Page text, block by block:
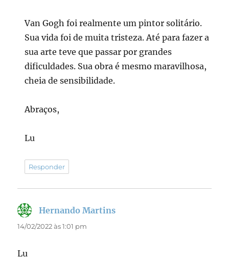
Van Gogh foi realmente um pintor solitário.
Sua vida foi de muita tristeza. Até para fazer a
sua arte teve que passar por grandes
dificuldades. Sua obra é mesmo maravilhosa,
cheia de sensibilidade.
Abraços,
Lu
Responder
Hernando Martins
14/02/2022 às 1:01 pm
Lu